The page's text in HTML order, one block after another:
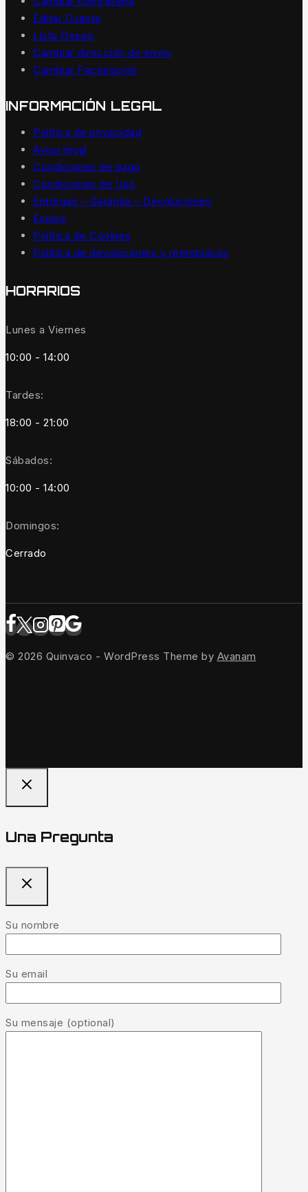
Editar Cuenta
Lista Deseo
Cambiar dirección de envío
Cambiar Facturación
INFORMACIÓN LEGAL
Política de privacidad
Aviso legal
Condiciones de pago
Condiciones de Uso
Entregas – Garantía – Devoluciones
Envíos
Política de Cookies
Política de devoluciones y reembolsos
HORARIOS
Lunes a Viernes
10:00 - 14:00
Tardes:
18:00 - 21:00
Sábados:
10:00 - 14:00
Domingos:
Cerrado
© 2026 Quinvaco - WordPress Theme by Avanam
Una Pregunta
Su nombre
Su email
Su mensaje (optional)